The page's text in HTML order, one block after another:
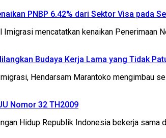
PNBP 6.42% dari Sektor Visa pada
Imigrasi mencatatkan kenaikan Penerimaan
Budaya Kerja Lama yang Tidak
Hendarsam Marantoko mengimbau
Nomor 32 TH2009
Hidup Republik Indonesia bekerja sama